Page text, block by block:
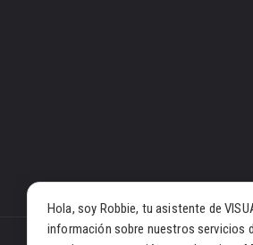
Hola, soy Robbie, tu asistente de
información sobre nuestros servicios